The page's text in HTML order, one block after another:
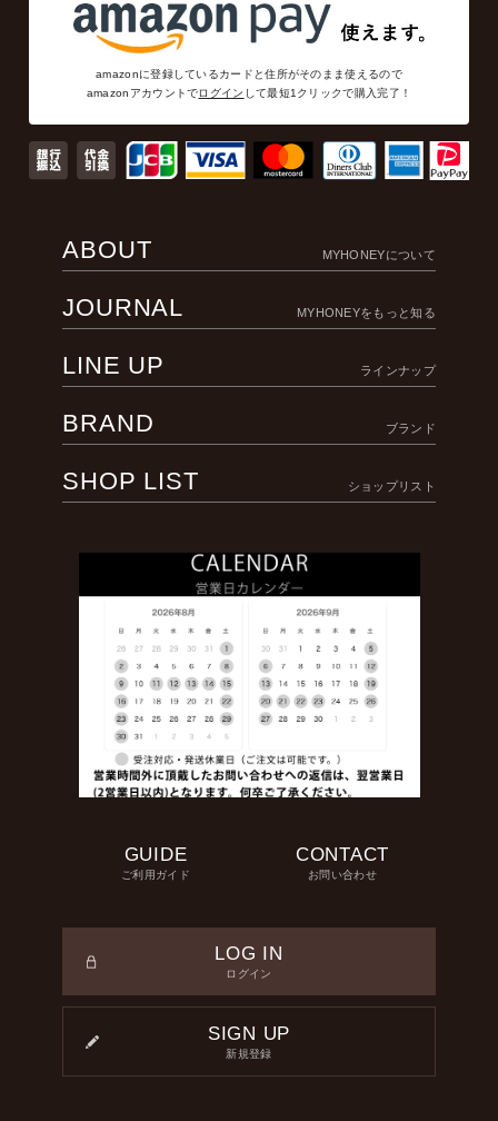
amazonに登録しているカードと住所がそのまま使えるので
amazonアカウントでログイン して最短1クリックで購入完了！
ABOUT MYHONEYについて
JOURNAL MYHONEYをもっと知る
LINE UP ラインナップ
BRAND ブランド
SHOP LIST ショップリスト
GUIDE
ご利用ガイド
CONTACT
お問い合わせ
LOG IN
ログイン
SIGN UP
新規登録